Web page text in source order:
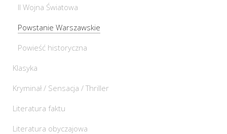
II Wojna Światowa
Powstanie Warszawskie
Powieść historyczna
Klasyka
Kryminał / Sensacja / Thriller
Literatura faktu
Literatura obyczajowa